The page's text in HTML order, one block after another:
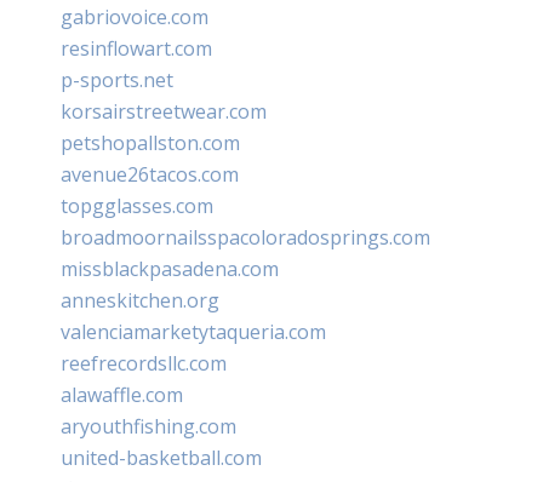
gabriovoice.com
resinflowart.com
p-sports.net
korsairstreetwear.com
petshopallston.com
avenue26tacos.com
topgglasses.com
broadmoornailsspacoloradosprings.com
missblackpasadena.com
anneskitchen.org
valenciamarketytaqueria.com
reefrecordsllc.com
alawaffle.com
aryouthfishing.com
united-basketball.com